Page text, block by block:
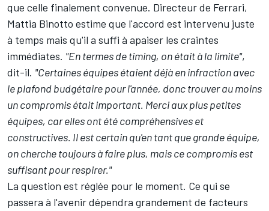
que celle finalement convenue. Directeur de Ferrari,
Mattia Binotto estime que l'accord est intervenu juste
à temps mais qu'il a suffi à apaiser les craintes
immédiates. "En termes de timing, on était à la limite",
dit-il. "Certaines équipes étaient déjà en infraction avec
le plafond budgétaire pour l'année, donc trouver au moins
un compromis était important. Merci aux plus petites
équipes, car elles ont été compréhensives et
constructives. Il est certain qu'en tant que grande équipe,
on cherche toujours à faire plus, mais ce compromis est
suffisant pour respirer."
La question est réglée pour le moment. Ce qui se
passera à l'avenir dépendra grandement de facteurs